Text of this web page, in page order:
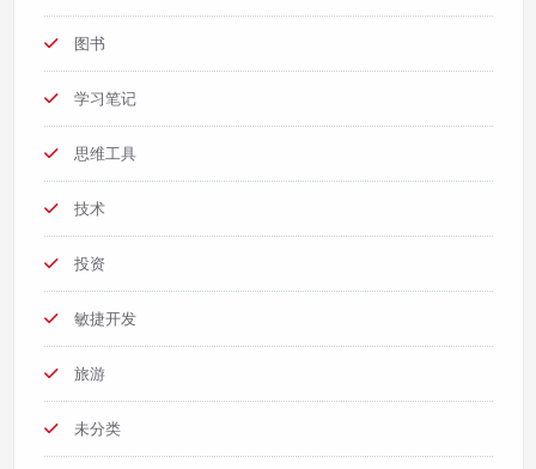
图书
学习笔记
思维工具
技术
投资
敏捷开发
旅游
未分类